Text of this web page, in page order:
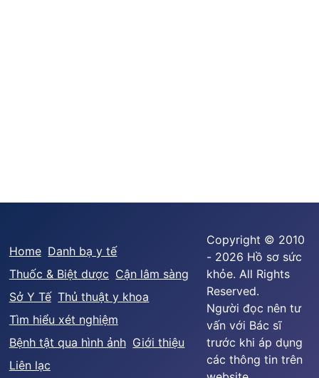
Home Danh bạ y tế
Thuốc & Biệt dược Cận lâm sàng
Sở Y Tế Thủ thuật y khoa
Tìm hiểu xét nghiệm
Bệnh tật qua hình ảnh Giới thiệu
Liên lạc
Copyright © 2010
- 2026 Hồ sơ sức
khỏe. All Rights
Reserved.
Người đọc nên tư
vấn với Bác sĩ
trước khi áp dụng
các thông tin trên